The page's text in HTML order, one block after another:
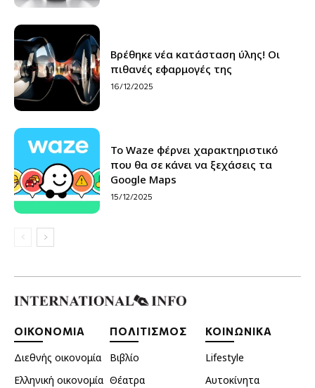
Βρέθηκε νέα κατάσταση ύλης! Οι
πιθανές εφαρμογές της
16/12/2025
Το Waze φέρνει χαρακτηριστικό
που θα σε κάνει να ξεχάσεις τα
Google Maps
15/12/2025
ΟΙΚΟΝΟΜΙΑ
Διεθνής οικονομία
Ελληνική οικονομία
ΠΟΛΙΤΙΣΜΟΣ
Βιβλίο
Θέατρα
ΚΟΙΝΩΝΙΚΑ
Lifestyle
Αυτοκίνητα